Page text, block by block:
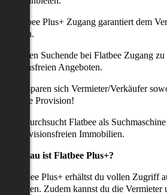
Flatbee Plus+ Zugang garantiert dem
erhalten Suchende bei Flatbee Zugang
Angeboten.
uns sparen sich Vermieter/Verkäufer
Provision!
durchsucht Flatbee als
provisionsfreien Immobilien.
genau ist Flatbee Plus+?
Flatbee Plus+ erhältst du vollen Zugriff
Zudem kannst du die Vermieter